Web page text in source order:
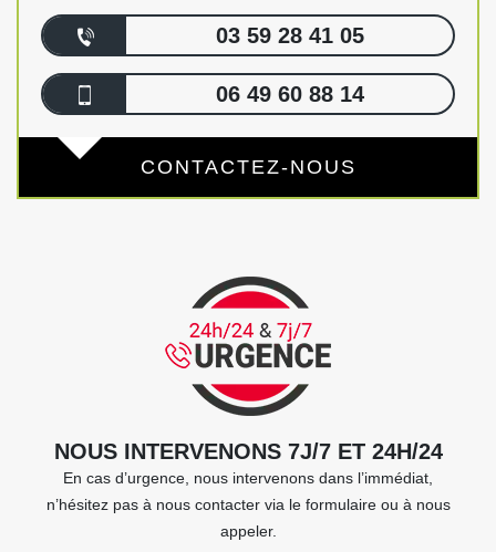
03 59 28 41 05
06 49 60 88 14
CONTACTEZ-NOUS
NOUS INTERVENONS 7J/7 ET 24H/24
En cas d’urgence, nous intervenons dans l’immédiat,
n’hésitez pas à nous contacter via le formulaire ou à nous
appeler.